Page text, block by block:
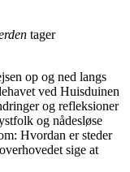
tager
op og ned langs
ved Huisduinen
og refleksioner
og nådesløse
Hvordan er steder
sige at